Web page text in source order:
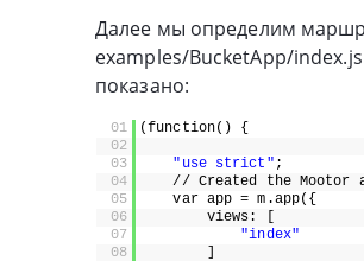
Далее мы определим
examples/BucketApp/index.js
показано:
01
(function() {
02
03
"use strict" ;
04
// Created the Mootor
05
var app = m.app({
06
views: [
07
"index"
08